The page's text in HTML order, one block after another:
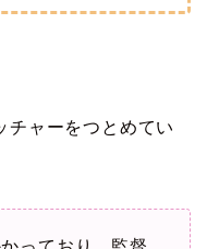
チャーをつとめてい